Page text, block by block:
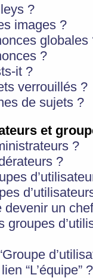
?
images ?
globales
?
it ?
verrouillés ?
de sujets ?
et
?
?
devenir un
groupes
“L’équipe” ?